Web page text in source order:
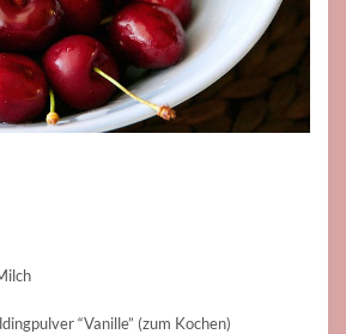
“Vanille” (zum Kochen)